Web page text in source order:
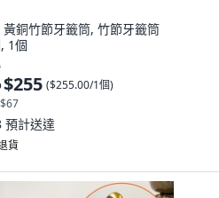
黃銅竹節牙籤筒, 竹節牙籤筒
1個
$255 ($255.00/1個)
預計送達
貨